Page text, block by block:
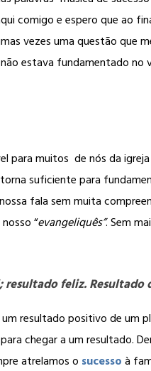
comigo e espero que ao
vezes uma questão que
estava fundamentado no
para muitos de nós da
suficiente para
fala sem muita
“evangeliquês”. Sem
feliz. Resultado
resultado positivo de
chegar a um resultado.
atrelamos o sucessoà